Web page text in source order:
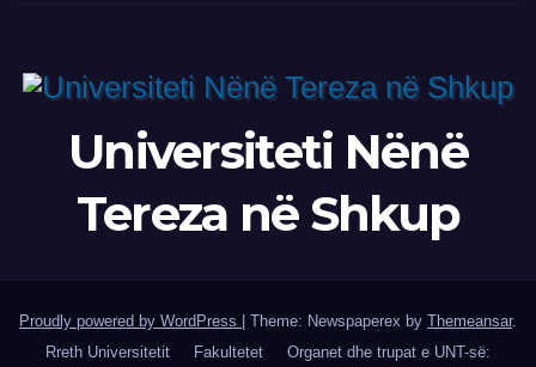
Universiteti Nënë
Tereza në Shkup
Proudly powered by WordPress Theme: Newspaperex by Themeansar.
Rreth Universitetit
Fakultetet Organet dhe trupat e UNT-së: